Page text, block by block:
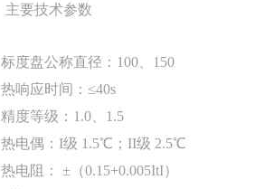
主要技术参数
标度盘公称直径：100、150
热响应时间：≤40s
精度等级：1.0、1.5
热电偶：I级 1.5℃；II级 2.5℃
热电阻： ±（0.15+0.005ItI）